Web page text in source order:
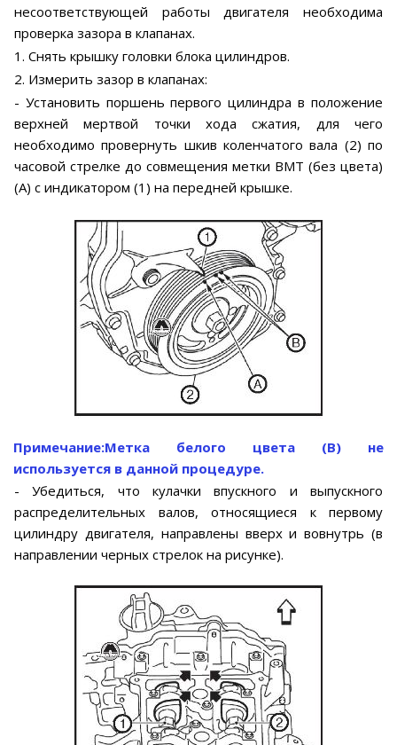
несоответствующей работы двигателя необходима
проверка зазора в клапанах.
1. Снять крышку головки блока цилиндров.
2. Измерить зазор в клапанах:
- Установить поршень первого цилиндра в положение
верхней мертвой точки хода сжатия, для чего
необходимо провернуть шкив коленчатого вала (2) по
часовой стрелке до совмещения метки ВМТ (без цвета)
(А) с индикатором (1) на передней крышке.
Примечание:Метка белого цвета (В) не
используется в данной процедуре.
- Убедиться, что кулачки впускного и выпускного
распределительных валов, относящиеся к первому
цилиндру двигателя, направлены вверх и вовнутрь (в
направлении черных стрелок на рисунке).